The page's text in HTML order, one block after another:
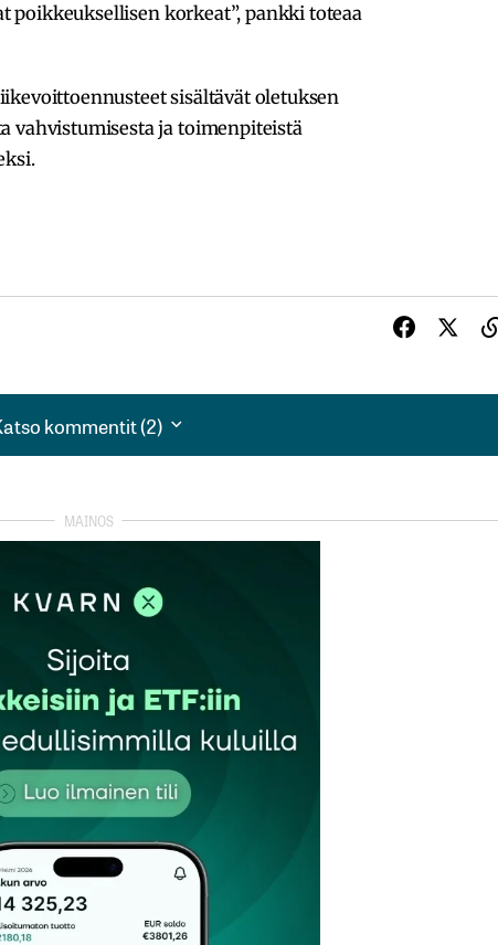
poikkeuksellisen korkeat”, pankki toteaa
sisältävät oletuksen
vahvistumisesta ja toimenpiteistä
kommentit (2)
kommentit (2)
puhtaan siirtymän yritykset…
sisään rekisteröityä